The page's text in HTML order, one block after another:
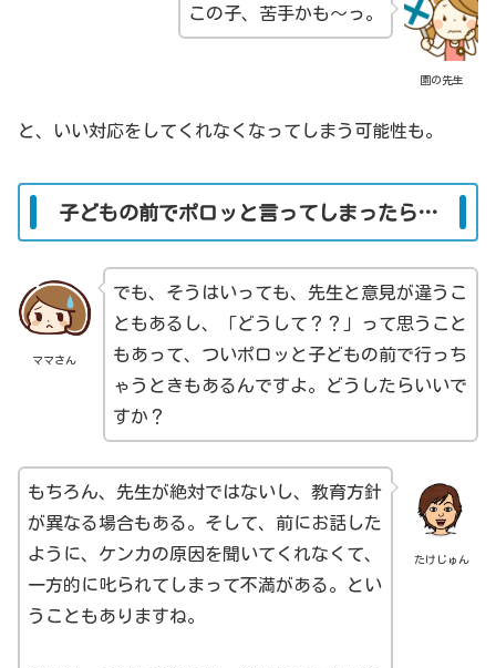
園の先生
この子、苦手かも～っ。
と、いい対応をしてくれなくなってしまう可能性も。
子どもの前でポロッと言ってしまったら…
ママさん
でも、そうはいっても、先生と意見が違うこ
ともあるし、「どうして？？」って思うこと
もあって、ついポロッと子どもの前で行っち
ゃうときもあるんですよ。どうしたらいいで
すか？
たけじゅん
もちろん、先生が絶対ではないし、教育方針
が異なる場合もある。そして、前にお話した
ように、ケンカの原因を聞いてくれなくて、
一方的に叱られてしまって不満がある。とい
うこともありますね。